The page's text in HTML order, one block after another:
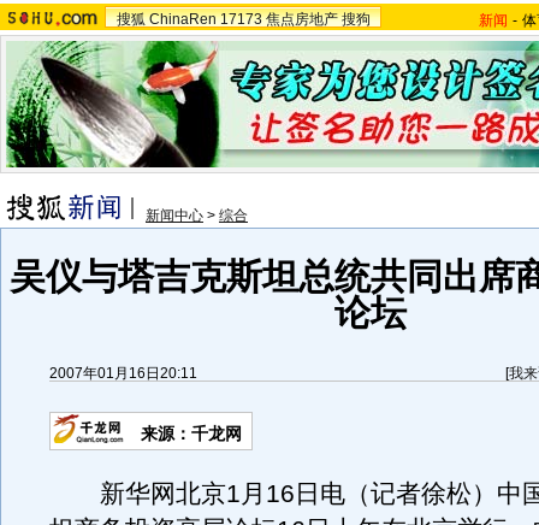
搜狐 ChinaRen 17173 焦点房地产 搜狗 新闻 -
新闻中心 > 综合
吴仪与塔吉克斯坦总统共同出席
论坛
2007年01月16日20:11 [我
来源：千龙网
新华网北京1月16日电（记者徐松）中